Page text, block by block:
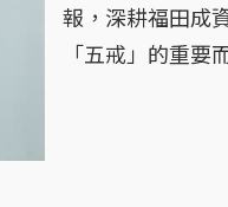
報，深耕福田成
「五戒」的重要